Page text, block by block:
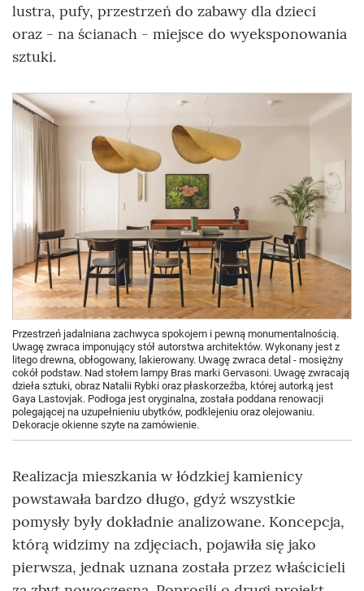
lustra, pufy, przestrzeń do zabawy dla dzieci
oraz - na ścianach - miejsce do wyeksponowania
sztuki.
Przestrzeń jadalniana zachwyca spokojem i pewną monumentalnością.
Uwagę zwraca imponujący stół autorstwa architektów. Wykonany jest z
litego drewna, obłogowany, lakierowany. Uwagę zwraca detal - mosiężny
cokół podstaw. Nad stołem lampy Bras marki Gervasoni. Uwagę zwracają
dzieła sztuki, obraz Natalii Rybki oraz płaskorzeźba, której autorką jest
Gaya Lastovjak. Podłoga jest oryginalna, została poddana renowacji
polegającej na uzupełnieniu ubytków, podklejeniu oraz olejowaniu.
Dekoracje okienne szyte na zamówienie.
Realizacja mieszkania w łódzkiej kamienicy
powstawała bardzo długo, gdyż wszystkie
pomysły były dokładnie analizowane. Koncepcja,
którą widzimy na zdjęciach, pojawiła się jako
pierwsza, jednak uznana została przez właścicieli